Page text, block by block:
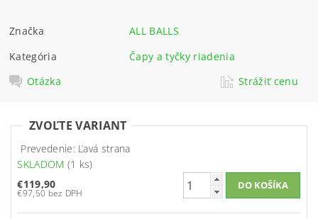
Značka
ALL BALLS
Kategória
Čapy a tyčky riadenia
Otázka
Strážiť cenu
ZVOĽTE VARIANT
Prevedenie: Ľavá strana
SKLADOM (1 ks)
€119,90
€97,50 bez DPH